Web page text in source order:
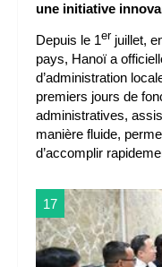
une initiative
Depuis le 1er juillet,
pays, Hanoï a
d’administration
premiers jours de
administratives,
manière fluide,
d’accomplir
17